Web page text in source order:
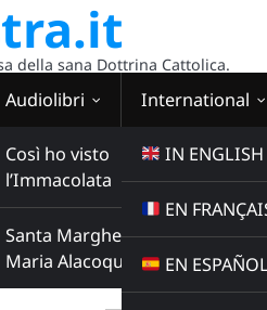
della sana Dottrina Cattolica.
Audiolibri
Così ho visto
l’Immacolata
Santa Margherita
Maria Alacoque
International
IN ENGLISH
EN
EN ESPAÑOL
00:00:00